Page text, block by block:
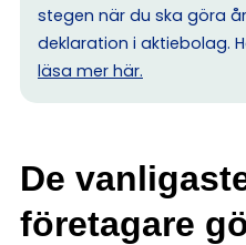
stegen när du ska göra
deklaration i aktiebolag.
läsa mer här.
De
företagare